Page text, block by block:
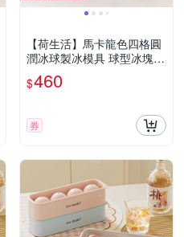
【荷生活】馬卡龍色四格圓
潤冰球製冰模具 球型冰塊不
易融化易脫模製冰盒-大小號
各2入組
$460
券